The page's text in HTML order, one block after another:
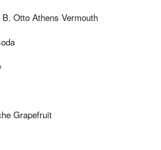
Otto Athens Vermouth
Grapefruit